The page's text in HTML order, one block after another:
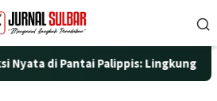
di Pantai Palippis: Lingkungan dan